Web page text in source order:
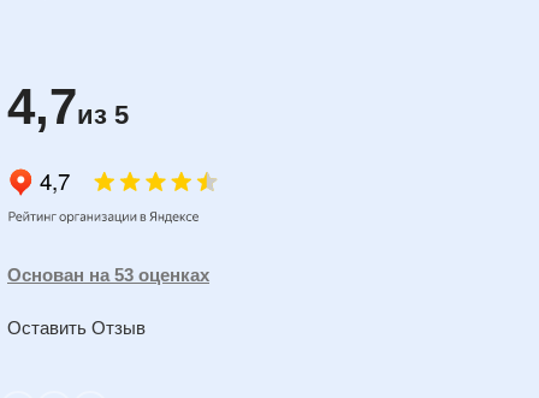
4,7из 5
Основан на 53 оценках
Оставить Отзыв